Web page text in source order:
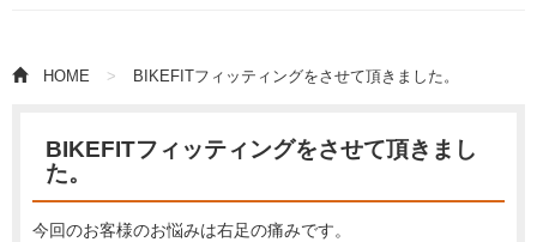
を
HOME BIKEFITフィッティングをさせて頂きました。
BIKEFITフィッティングをさせて頂きまし
た。
今回のお客様のお悩みは右足の痛みです。